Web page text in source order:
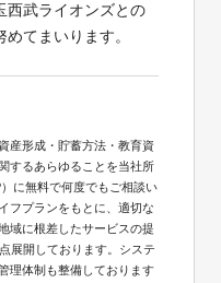
西武ライオンズとの
めてまいります。
産形成・貯蓄方法・教育資
するあらゆることを当社所
に無料で何度でもご相談い
フプランをもとに、適切な
域に根差したサービスの提
展開しております。システ
理体制も整備しております